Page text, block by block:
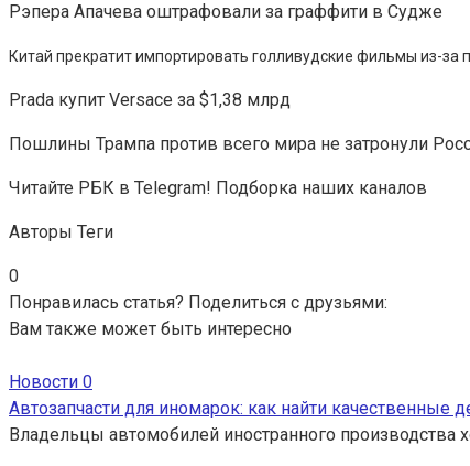
Рэпера Апачева оштрафовали за граффити в Судже
Китай прекратит импортировать голливудские фильмы из-за
Prada купит Versace за $1,38 млрд
Пошлины Трампа против всего мира не затронули
Читайте РБК в Telegram! Подборка наших каналов
Авторы Теги
0
Понравилась статья? Поделиться с друзьями:
Вам также может быть интересно
Новости 0
Автозапчасти для иномарок: как найти качественные
Владельцы автомобилей иностранного